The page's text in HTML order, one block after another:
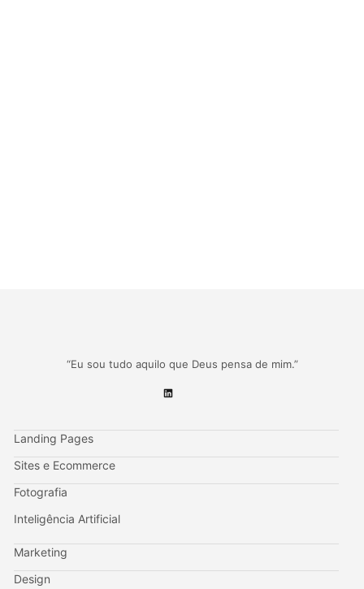
“Eu sou tudo aquilo que Deus pensa de mim.”
Landing Pages
Sites e Ecommerce
Fotografia
Inteligência Artificial
Marketing
Design